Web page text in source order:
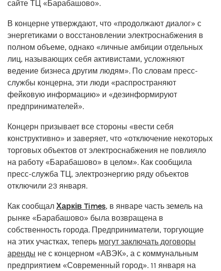
сайте ТЦ «Барабашово».
В концерне утверждают, что «продолжают диалог» с
энергетиками о восстановлении электроснабжения в
полном объеме, однако «личные амбиции отдельных
лиц, называющих себя активистами, усложняют
ведение бизнеса другим людям». По словам пресс-
службы концерна, эти люди «распространяют
фейковую информацию» и «дезинформируют
предпринимателей».
Концерн призывает все стороны «вести себя
конструктивно» и заверяет, что «отключение некоторых
торговых объектов от электроснабжения не повлияло
на работу «Барабашово» в целом». Как сообщила
пресс-служба ТЦ, электроэнергию ряду объектов
отключили 23 января.
Как сообщал Харків Times, в январе часть земель на
рынке «Барабашово» была возвращена в
собственность города. Предприниматели, торгующие
на этих участках, теперь могут заключать договоры
аренды не с концерном «АВЭК», а с коммунальным
предприятием «Современный город». 11 января на